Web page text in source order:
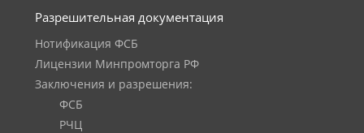
Разрешительная документация
Нотификация ФСБ
Лицензии Минпромторга РФ
Заключения и разрешения:
ФСБ
РЧЦ